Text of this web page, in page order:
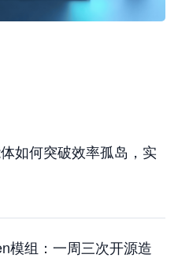
工作台
如何突破效率孤岛，实
模组：一周三次开源造